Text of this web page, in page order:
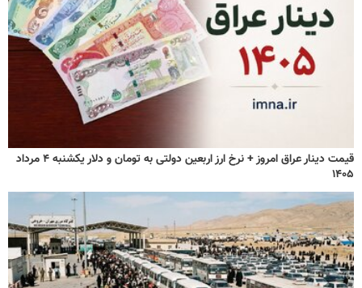
قیمت دینار عراق امروز + نرخ ارز اربعین دولتی به تومان و دلار یکشنبه ۴ مرداد
۱۴۰۵